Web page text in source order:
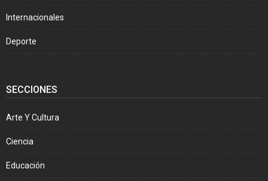
Internacionales
Deporte
SECCIONES
Arte Y Cultura
Ciencia
Educación